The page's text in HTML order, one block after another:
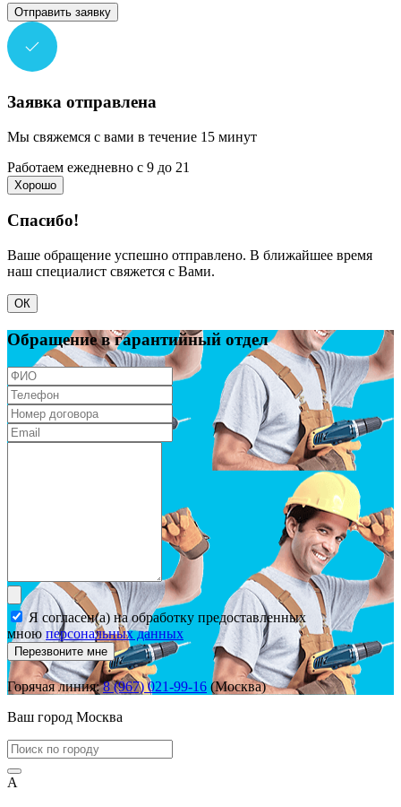
Отправить заявку
Заявка отправлена
Мы свяжемся с вами в течение 15 минут
Работаем ежедневно с 9 до 21
Хорошо
Спасибо!
Ваше обращение успешно отправлено. В ближайшее время
наш специалист свяжется с Вами.
ОК
Обращение в гарантийный отдел
Я согласен(а) на обработку предоставленных
мною персональных данных
Перезвоните мне
Горячая линия:8 (967) 021-99-16 (Москва)
Ваш город Москва
А